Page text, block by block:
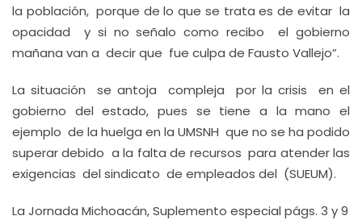
la población, porque de lo que se trata es de evitar la
opacidad y si no señalo como recibo el gobierno
mañana van a decir que fue culpa de Fausto Vallejo”.
La situación se antoja compleja por la crisis en el
gobierno del estado, pues se tiene a la mano el
ejemplo de la huelga en la UMSNH que no se ha podido
superar debido a la falta de recursos para atender las
exigencias del sindicato de empleados del (SUEUM).
La Jornada Michoacán, Suplemento especial págs. 3 y 9